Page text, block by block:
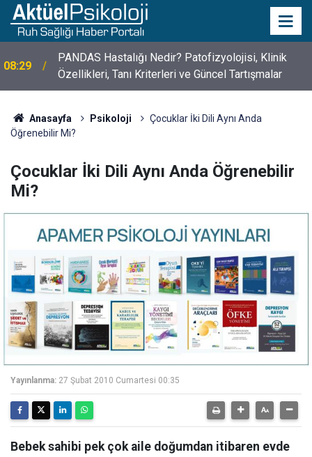
10:30
10 Mayıs Psikologlar Günü Nasıl Ortaya Çıktı? 10
Mayıs Tarihinin Hikayesi
Anasayfa Psikoloji
Çocuklar İki Dili Aynı Anda
Öğrenebilir Mi?
Çocuklar İki Dili Aynı Anda Öğrenebilir
Mi?
Yayınlanma: 27 Şubat 2010 Cumartesi 00:35
Bebek sahibi pek çok aile doğumdan itibaren evde